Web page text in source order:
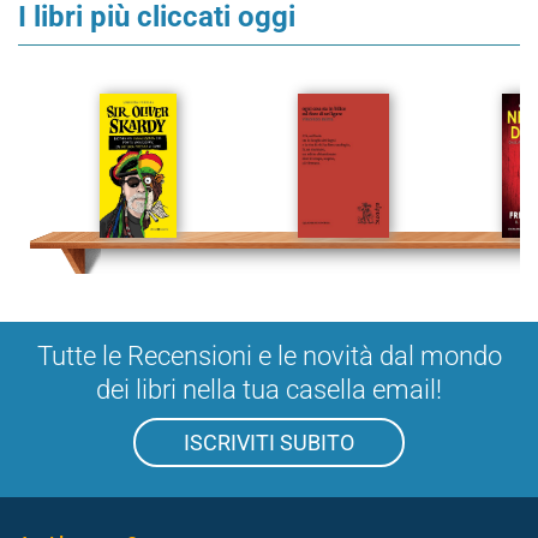
I libri più cliccati oggi
Tutte le Recensioni e le novità dal mondo
dei libri nella tua casella email!
ISCRIVITI SUBITO